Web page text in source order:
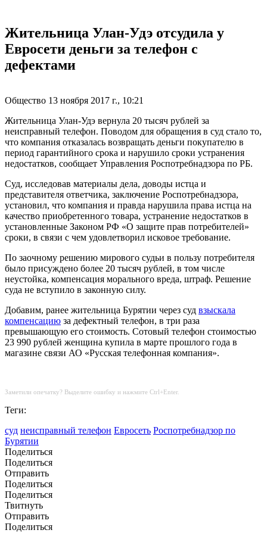
Жительница Улан-Удэ отсудила у
Евросети деньги за телефон с
дефектами
Общество 13 ноября 2017 г., 10:21
Жительница Улан-Удэ вернула 20 тысяч рублей за
неисправный телефон. Поводом для обращения в суд стало то,
что компания отказалась возвращать деньги покупателю в
период гарантийного срока и нарушило сроки устранения
недостатков, сообщает Управления Роспотребнадзора по РБ.
Суд, исследовав материалы дела, доводы истца и
представителя ответчика, заключение Роспотребнадзора,
установил, что компания и правда нарушила права истца на
качество приобретенного товара, устранение недостатков в
установленные Законом РФ «О защите прав потребителей»
сроки, в связи с чем удовлетворил исковое требование.
По заочному решению мирового судьи в пользу потребителя
было присуждено более 20 тысяч рублей, в том числе
неустойка, компенсация морального вреда, штраф. Решение
суда не вступило в законную силу.
Добавим, ранее жительница Бурятии через суд взыскала
компенсацию за дефектный телефон, в три раза
превышающую его стоимость. Сотовый телефон стоимостью
23 990 рублей женщина купила в марте прошлого года в
магазине связи АО «Русская телефонная компания».
Заметили опечатку? Выделите ошибку и нажмите Ctrl+Enter.
Теги:
суд неисправный телефон Евросеть Роспотребнадзор по
Бурятии
Поделиться
Поделиться
Отправить
Поделиться
Поделиться
Твитнуть
Отправить
Поделиться